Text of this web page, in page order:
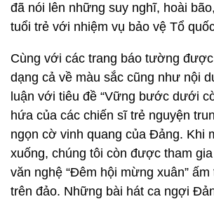
đã nói lên những suy nghĩ, hoài
tuổi trẻ với nhiệm vụ bảo vệ Tổ
Cùng với các trang báo tường
dạng cả về màu sắc cũng như nội
luận với tiêu đề “Vững bước dưới
hứa của các chiến sĩ trẻ nguyện
ngọn cờ vinh quang của Đảng. Khi
xuống, chúng tôi còn được tham
văn nghệ “Đêm hội mừng xuân”
trên đảo. Những bài hát ca ngợi